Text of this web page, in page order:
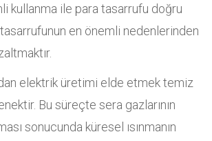
kullanma ile para tasarrufu doğru
tasarrufunun en önemli nedenlerinden
elektrik üretimi elde etmek temiz
Bu süreçte sera gazlarının
sonucunda küresel ısınmanın